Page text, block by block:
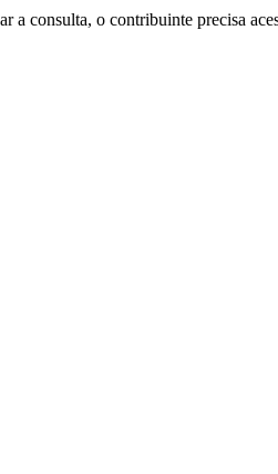
consulta, o contribuinte precisa